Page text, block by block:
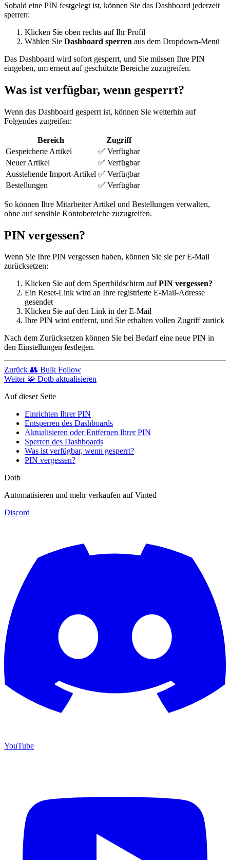
Sobald eine PIN festgelegt ist, können Sie das Dashboard jederzeit
sperren:
Klicken Sie oben rechts auf Ihr Profil
Wählen Sie Dashboard sperren aus dem Dropdown-Menü
Das Dashboard wird sofort gesperrt, und Sie müssen Ihre PIN
eingeben, um erneut auf geschützte Bereiche zuzugreifen.
Was ist verfügbar, wenn gesperrt?
Wenn das Dashboard gesperrt ist, können Sie weiterhin auf
Folgendes zugreifen:
Bereich
Zugriff
Gespeicherte Artikel
✅ Verfügbar
Neuer Artikel
✅ Verfügbar
Ausstehende Import-Artikel ✅ Verfügbar
Bestellungen
✅ Verfügbar
So können Ihre Mitarbeiter Artikel und Bestellungen verwalten,
ohne auf sensible Kontobereiche zuzugreifen.
PIN vergessen?
Wenn Sie Ihre PIN vergessen haben, können Sie sie per E-Mail
zurücksetzen:
Klicken Sie auf dem Sperrbildschirm aufPIN vergessen?
Ein Reset-Link wird an Ihre registrierte E-Mail-Adresse
gesendet
Klicken Sie auf den Link in der E-Mail
Ihre PIN wird entfernt, und Sie erhalten vollen Zugriff zurück
Nach dem Zurücksetzen können Sie bei Bedarf eine neue PIN in
den Einstellungen festlegen.
Zurück 👥 Bulk Follow
Weiter 🧩 Dotb aktualisieren
Auf dieser Seite
Einrichten Ihrer PIN
Entsperren des Dashboards
Aktualisieren oder Entfernen Ihrer PIN
Sperren des Dashboards
Was ist verfügbar, wenn gesperrt?
PIN vergessen?
Dotb
Automatisieren und mehr verkaufen auf Vinted
Discord
YouTube